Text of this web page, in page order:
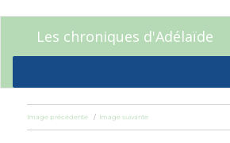
Les chroniques d'Adélaïde
Image précédente Image suivante